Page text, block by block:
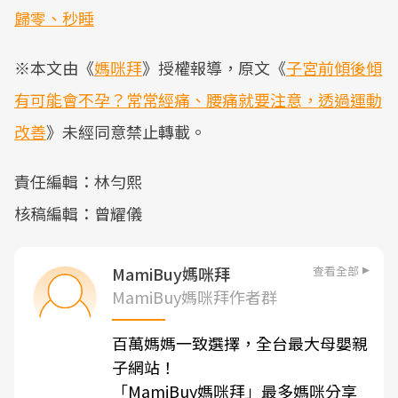
歸零、秒睡
※本文由《媽咪拜》授權報導，原文《子宮前傾後傾
有可能會不孕？常常經痛、腰痛就要注意，透過運動
改善》未經同意禁止轉載。
責任編輯：林勻熙
核稿編輯：曾耀儀
MamiBuy媽咪拜 查看全部
MamiBuy媽咪拜作者群
百萬媽媽一致選擇，全台最大母嬰親
子網站！
「MamiBuy媽咪拜」最多媽咪分享